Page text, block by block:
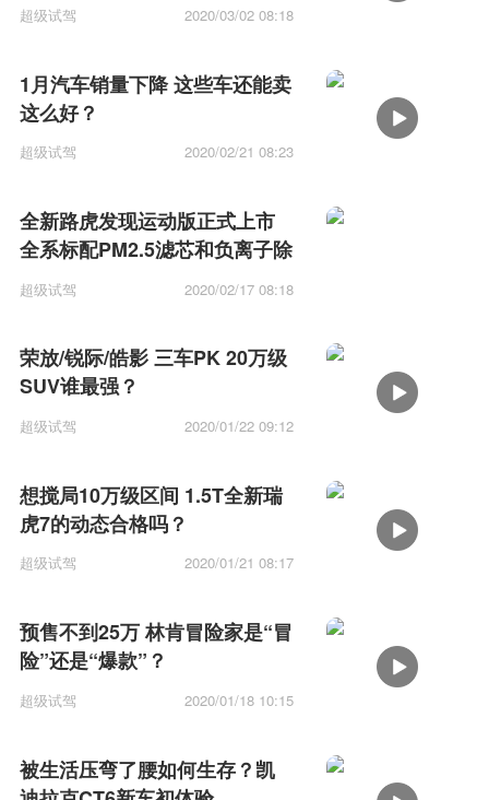
超级试驾 2020/03/02 08:18
1月汽车销量下降 这些车还能卖
这么好？
超级试驾 2020/02/21 08:23
全新路虎发现运动版正式上市
全系标配PM2.5滤芯和负离子除
菌系统
超级试驾 2020/02/17 08:18
荣放/锐际/皓影 三车PK 20万级
SUV谁最强？
超级试驾 2020/01/22 09:12
想搅局10万级区间 1.5T全新瑞
虎7的动态合格吗？
超级试驾 2020/01/21 08:17
预售不到25万 林肯冒险家是“冒
险”还是“爆款”？
超级试驾 2020/01/18 10:15
被生活压弯了腰如何生存？凯